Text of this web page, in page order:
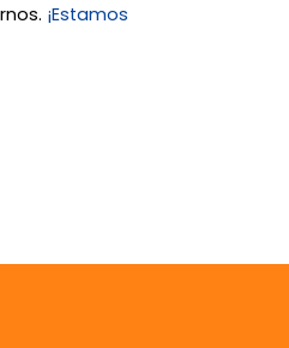
¡Estamos